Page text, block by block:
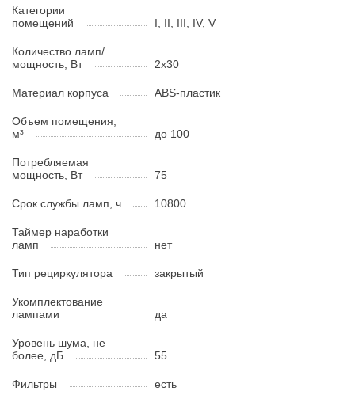
Категории
помещений
I, II, III, IV, V
Количество ламп/
мощность, Вт
2x30
Материал корпуса ABS-пластик
Объем помещения,
м³
до 100
Потребляемая
мощность, Вт
75
Срок службы ламп, ч 10800
Таймер наработки
ламп
нет
Тип рециркулятора закрытый
Укомплектование
лампами
да
Уровень шума, не
более, дБ
55
Фильтры есть